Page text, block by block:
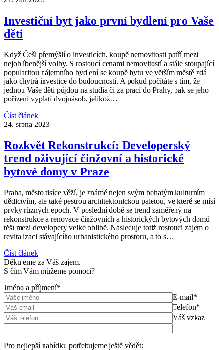
Investiční byt jako první bydlení pro Vaše
děti
Když Češi přemýšlí o investicích, koupě nemovitosti patří mezi
nejoblíbenější volby. S rostoucí cenami nemovitostí a stále stoupající
popularitou nájemního bydlení se koupě bytu ve větším městě zdá
jako chytrá investice do budoucnosti. A pokud počítáte s tím, že
jednou Vaše děti půjdou na studia či za prací do Prahy, pak se jeho
pořízení vyplatí dvojnásob, jelikož…
Číst článek
24. srpna 2023
Rozkvět Rekonstrukcí: Developerský
trend oživující činžovní a historické
bytové domy v Praze
Praha, město tisíce věží, je známé nejen svým bohatým kulturním
dědictvím, ale také pestrou architektonickou paletou, ve které se mísí
prvky různých epoch. V poslední době se trend zaměřený na
rekonstrukce a renovace činžovních a historických bytových domů
těší mezi developery velké oblibě. Následuje totiž rostoucí zájem o
revitalizaci stávajícího urbanistického prostoru, a to s…
Číst článek
Děkujeme za Váš zájem.
S čím Vám můžeme pomoci?
Jméno a příjmení*
E-mail*
Telefon*
Váš vzkaz
Pro nejlepší nabídku potřebujeme ještě vědět: